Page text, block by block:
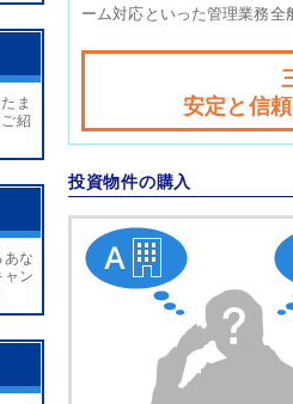
ーム対応といった管理業務
安定と信
投資物件の購入
ま
紹
な
ン